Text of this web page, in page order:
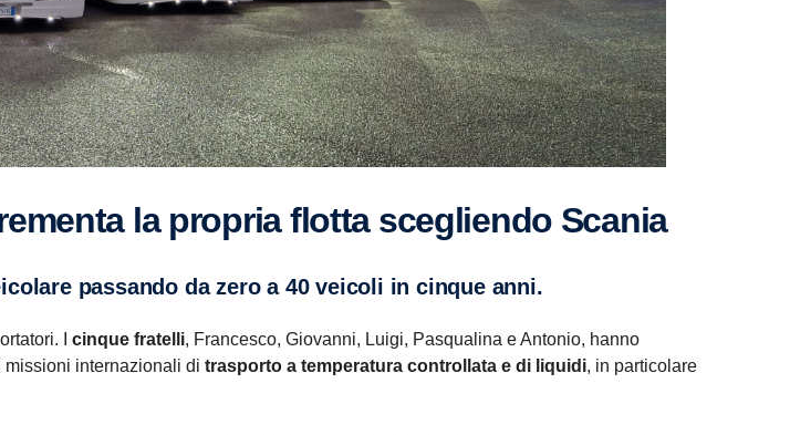
la propria flotta scegliendo Scania
passando da zero a 40 veicoli in cinque anni.
I cinque fratelli, Francesco, Giovanni, Luigi, Pasqualina e Antonio, hanno
missioni internazionali di trasporto a temperatura controllata e di liquidi, in particolare